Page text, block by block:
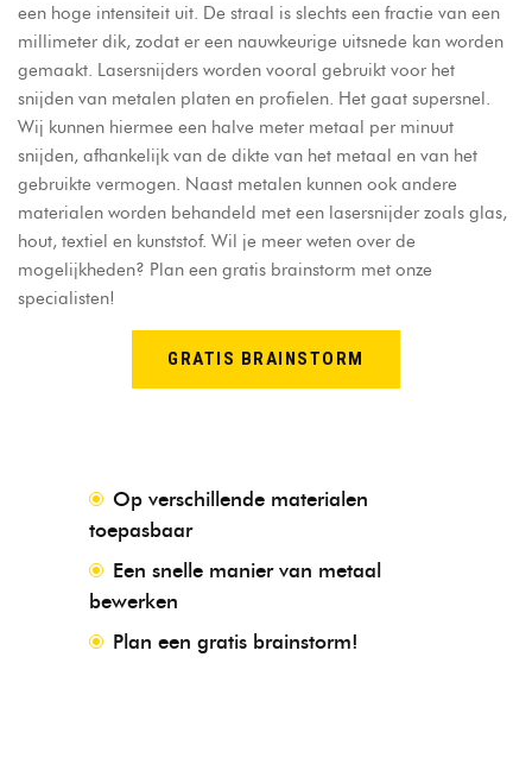
een hoge intensiteit uit. De straal is slechts een fractie van een
millimeter dik, zodat er een nauwkeurige uitsnede kan worden
gemaakt. Lasersnijders worden vooral gebruikt voor het
snijden van metalen platen en profielen. Het gaat supersnel.
Wij kunnen hiermee een halve meter metaal per minuut
snijden, afhankelijk van de dikte van het metaal en van het
gebruikte vermogen. Naast metalen kunnen ook andere
materialen worden behandeld met een lasersnijder zoals glas,
hout, textiel en kunststof. Wil je meer weten over de
mogelijkheden? Plan een gratis brainstorm met onze
specialisten!
GRATIS BRAINSTORM
Op verschillende materialen
toepasbaar
Een snelle manier van metaal
bewerken
Plan een gratis brainstorm!